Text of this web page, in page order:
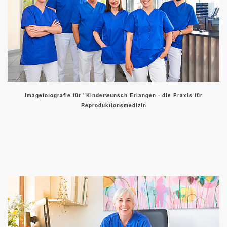
Imagefotografie für "Kinderwunsch Erlangen - die Praxis für
Reproduktionsmedizin